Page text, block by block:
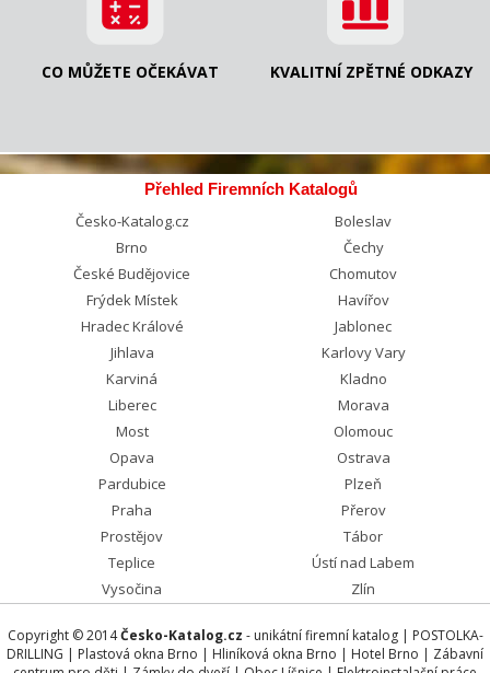
CO MŮŽETE OČEKÁVAT KVALITNÍ ZPĚTNÉ ODKAZY
Přehled Firemních Katalogů
Česko-Katalog.cz
Boleslav
Brno
Čechy
České Budějovice
Chomutov
Frýdek Místek
Havířov
Hradec Králové
Jablonec
Jihlava
Karlovy Vary
Karviná
Kladno
Liberec
Morava
Most
Olomouc
Opava
Ostrava
Pardubice
Plzeň
Praha
Přerov
Prostějov
Tábor
Teplice
Ústí nad Labem
Vysočina
Zlín
Copyright © 2014Česko-Katalog.cz - unikátní firemní katalog | POSTOLKA-
DRILLING | Plastová okna Brno | Hliníková okna Brno | Hotel Brno | Zábavní